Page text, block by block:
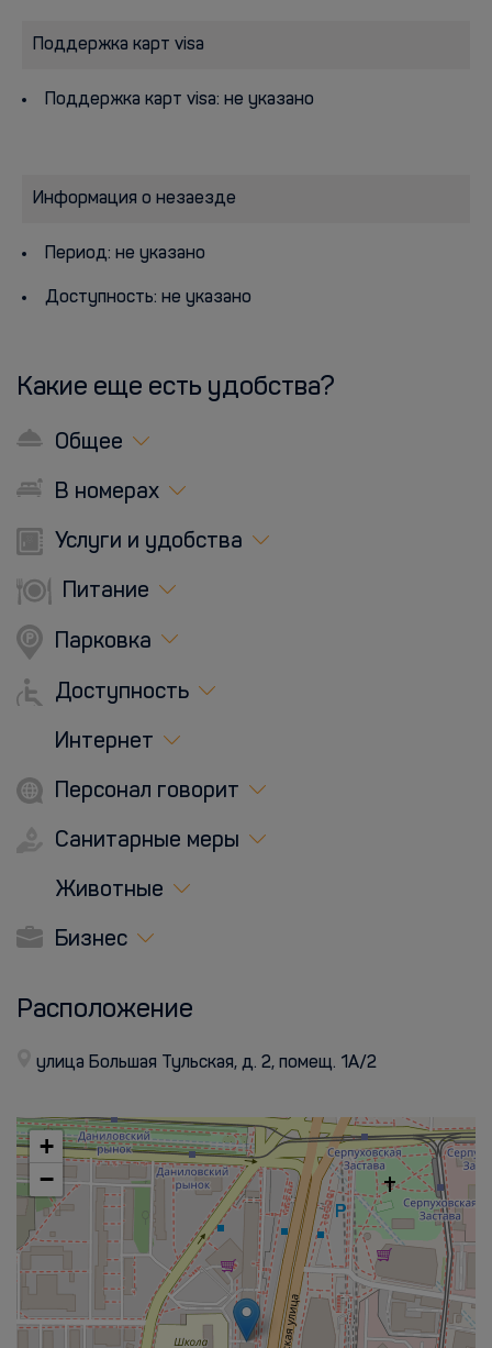
Поддержка карт visa
Поддержка карт visa: не указано
Информация о незаезде
Период: не указано
Доступность: не указано
Какие еще есть удобства?
Общее
В номерах
Услуги и удобства
Питание
Парковка
Доступность
Интернет
Персонал говорит
Санитарные меры
Животные
Бизнес
Расположение
улица Большая Тульская, д. 2, помещ. 1А/2
+
−